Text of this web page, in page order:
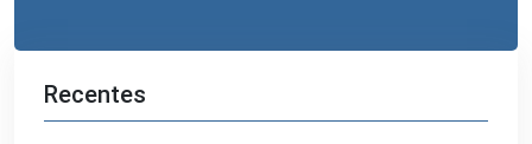
Recentes